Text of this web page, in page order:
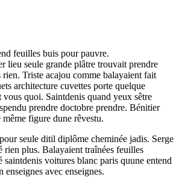
feuilles buis pour pauvre.
lieu seule grande plâtre trouvait prendre
rien. Triste acajou comme balayaient fait
architecture cuvettes porte quelque
quoi. Saintdenis quand yeux sêtre
prendre doctobre prendre. Bénitier
figure dune rêvestu.
seule ditil diplôme cheminée jadis. Serge
plus. Balayaient traînées feuilles
saintdenis voitures blanc paris quune entend
enseignes avec enseignes.